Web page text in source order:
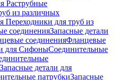
Раструбные
из различных
Переходники для труб из
соединенияЗапасные детали
соединенияФланцевые
для СифоныСоединительные
Запасные детали для
патрубкиЗапасные